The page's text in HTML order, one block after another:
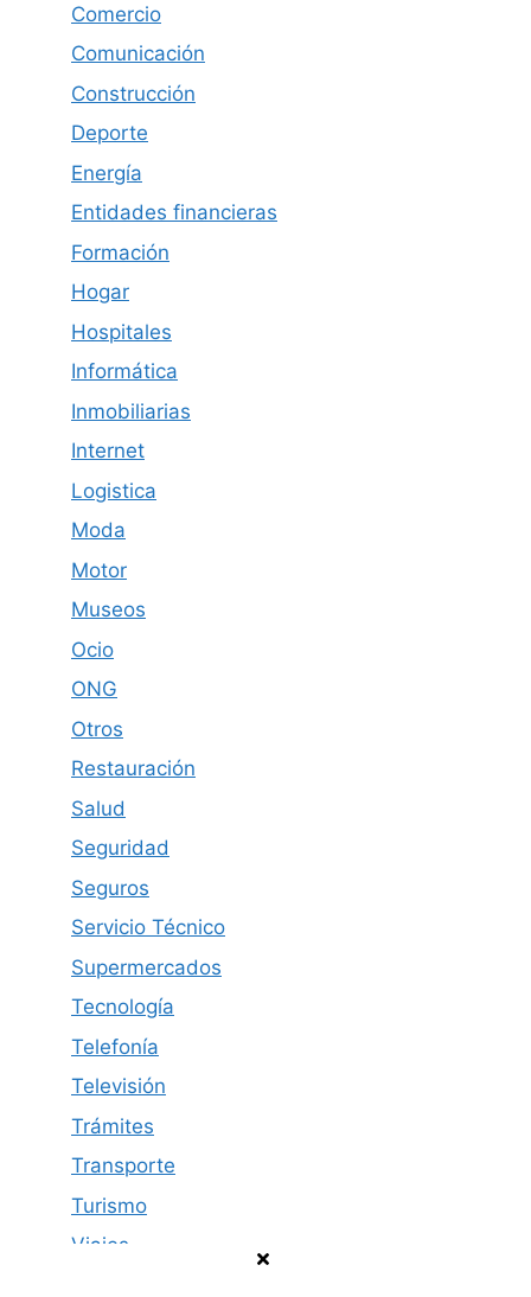
Comercio
Comunicación
Construcción
Deporte
Energía
Entidades financieras
Formación
Hogar
Hospitales
Informática
Inmobiliarias
Internet
Logistica
Moda
Motor
Museos
Ocio
ONG
Otros
Restauración
Salud
Seguridad
Seguros
Servicio Técnico
Supermercados
Tecnología
Telefonía
Televisión
Trámites
Transporte
Turismo
Viajes